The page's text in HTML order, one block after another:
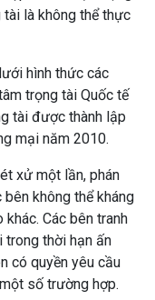
là không thể thực
hình thức các
trọng tài Quốc tế
tài được thành lập
mại năm 2010.
xử một lần, phán
không thể kháng
Các bên tranh
trong thời hạn ấn
có quyền yêu cầu
số trường hợp.